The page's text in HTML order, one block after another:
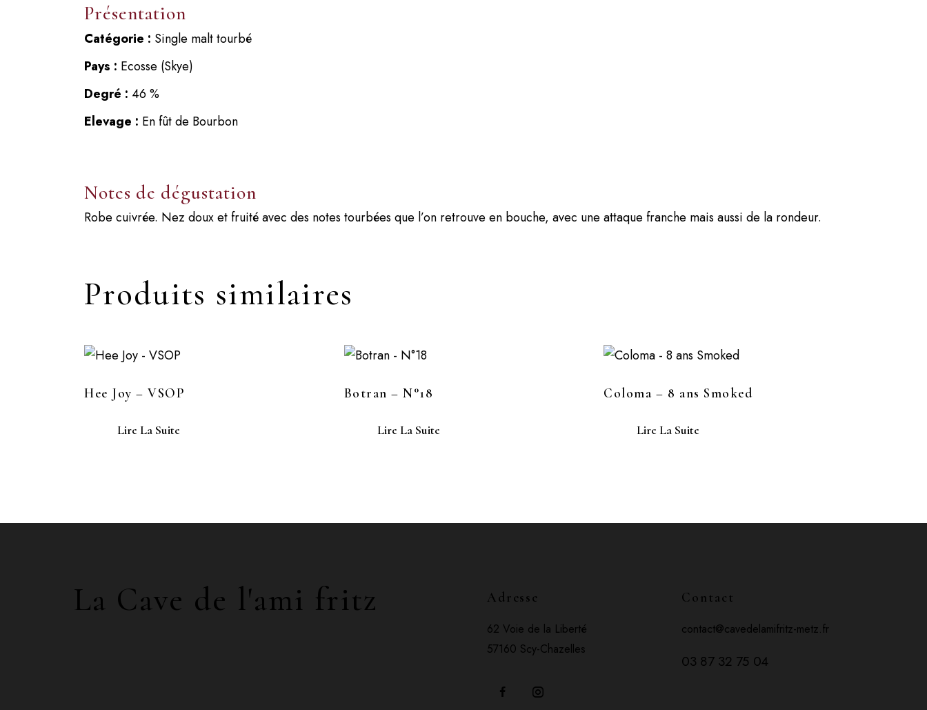
Présentation
Catégorie : Single malt tourbé
Pays : Ecosse (Skye)
Degré : 46 %
Elevage : En fût de Bourbon
Notes de dégustation
Robe cuivrée. Nez doux et fruité avec des notes tourbées que l’on retrouve en bouche, avec une attaque franche mais aussi de la rondeur.
Produits similaires
Hee Joy – VSOP
Lire La Suite
Botran – N°18
Lire La Suite
Coloma – 8 ans Smoked
Lire La Suite
La Cave de l'ami fritz
Adresse
62 Voie de la Liberté
57160 Scy-Chazelles
Contact
contact@cavedelamifritz-metz.fr
03 87 32 75 04